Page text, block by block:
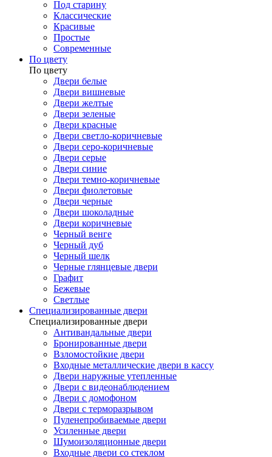
Под старину
Классические
Красивые
Простые
Современные
По цвету
По цвету
Двери белые
Двери вишневые
Двери желтые
Двери зеленые
Двери красные
Двери светло-коричневые
Двери серо-коричневые
Двери серые
Двери синие
Двери темно-коричневые
Двери фиолетовые
Двери черные
Двери шоколадные
Двери коричневые
Черный венге
Черный дуб
Черный шелк
Черные глянцевые двери
Графит
Бежевые
Светлые
Специализированные двери
Специализированные двери
Антивандальные двери
Бронированные двери
Взломостойкие двери
Входные металлические двери в кассу
Двери наружные утепленные
Двери с видеонаблюдением
Двери с домофоном
Двери с терморазрывом
Пуленепробиваемые двери
Усиленные двери
Шумоизоляционные двери
Входные двери со стеклом